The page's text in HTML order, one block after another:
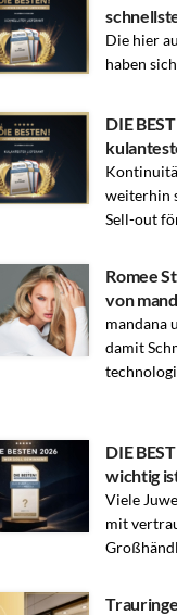
Die hier
haben
DIE
weiterhin
Sell-out
Romee
von
mandana
damit
DIE
wichtig
Viele
mit